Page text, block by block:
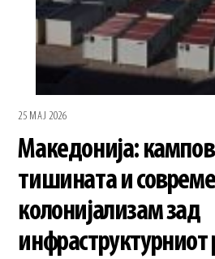
25 МАЈ 2026
Македонија:
тишината и
колонијализам зад
инфраструктурниот